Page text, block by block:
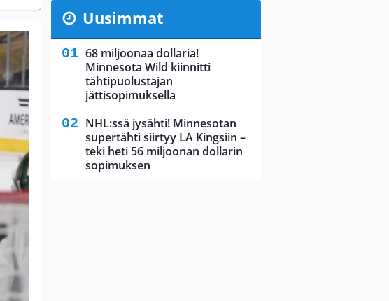
Uusimmat
68 miljoonaa dollaria!
Minnesota Wild kiinnitti
tähtipuolustajan
jättisopimuksella
NHL:ssä jysähti! Minnesotan
supertähti siirtyy LA Kingsiin –
teki heti 56 miljoonan dollarin
sopimuksen